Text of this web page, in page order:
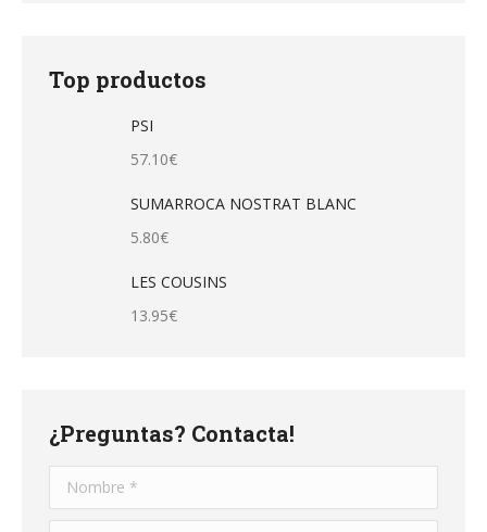
Top productos
PSI
57.10€
SUMARROCA NOSTRAT BLANC
5.80€
LES COUSINS
13.95€
¿Preguntas? Contacta!
Nombre *